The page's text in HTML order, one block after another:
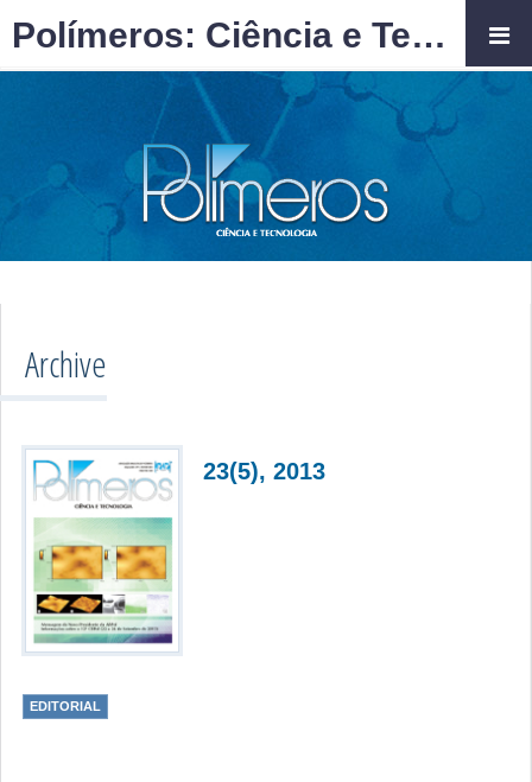
Archive
23(5), 2013
EDITORIAL
Polímeros: Ciência e Tecnologia